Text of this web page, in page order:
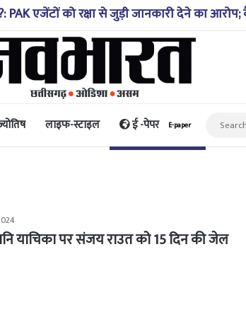
पहले जैसी नहीं, प्रौद्योगिकी से मिले बहुत अच्छे
लाइफ-स्टाइल ई -पेपर E-paper
याचिका पर संजय राउत को 15 दिन की जेल